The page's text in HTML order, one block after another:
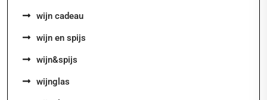
wijn cadeau
wijn en spijs
wijn&spijs
wijnglas